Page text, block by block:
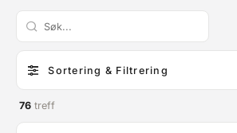
Sortering & Filtrering
76 treff